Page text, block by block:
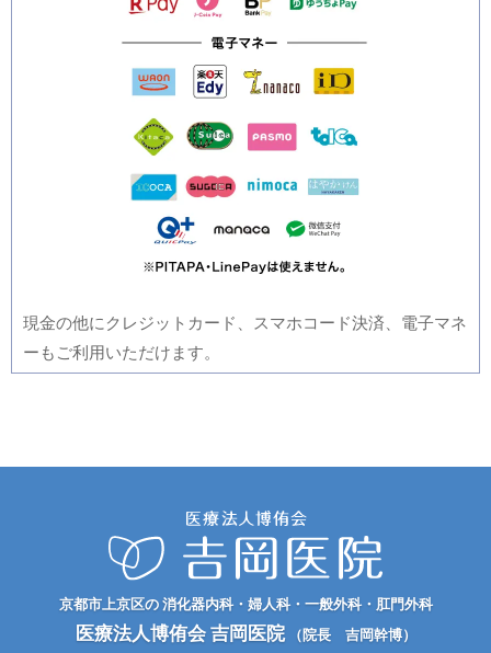
現金の他にクレジットカード、スマホコード決済、電子マネ
ーもご利用いただけます。
京都市上京区の 消化器内科・婦人科・一般外科・肛門外科
医療法人博侑会 吉岡医院（院長 吉岡幹博）